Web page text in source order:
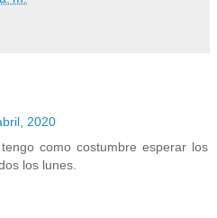
2020
como costumbre esperar los
los lunes.